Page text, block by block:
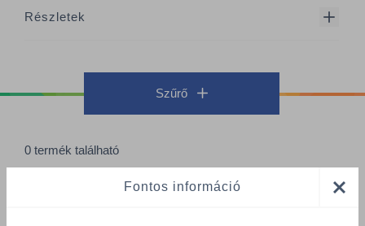
Részletek
Szűrő
0 termék található
Fontos információ